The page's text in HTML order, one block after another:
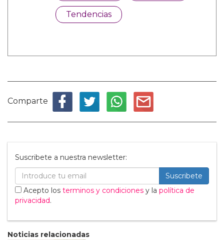
Tendencias
Comparte
Suscribete a nuestra newsletter:
Suscribete
Acepto los terminos y condiciones y la política de
privacidad.
Noticias relacionadas